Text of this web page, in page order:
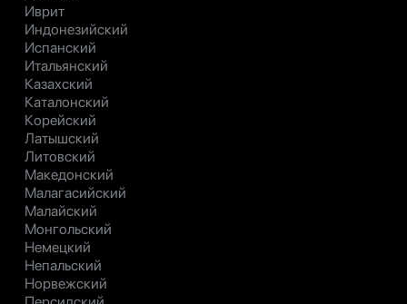
Иврит
Индонезийский
Испанский
Итальянский
Казахский
Каталонский
Корейский
Латышский
Литовский
Македонский
Малагасийский
Малайский
Монгольский
Немецкий
Непальский
Норвежский